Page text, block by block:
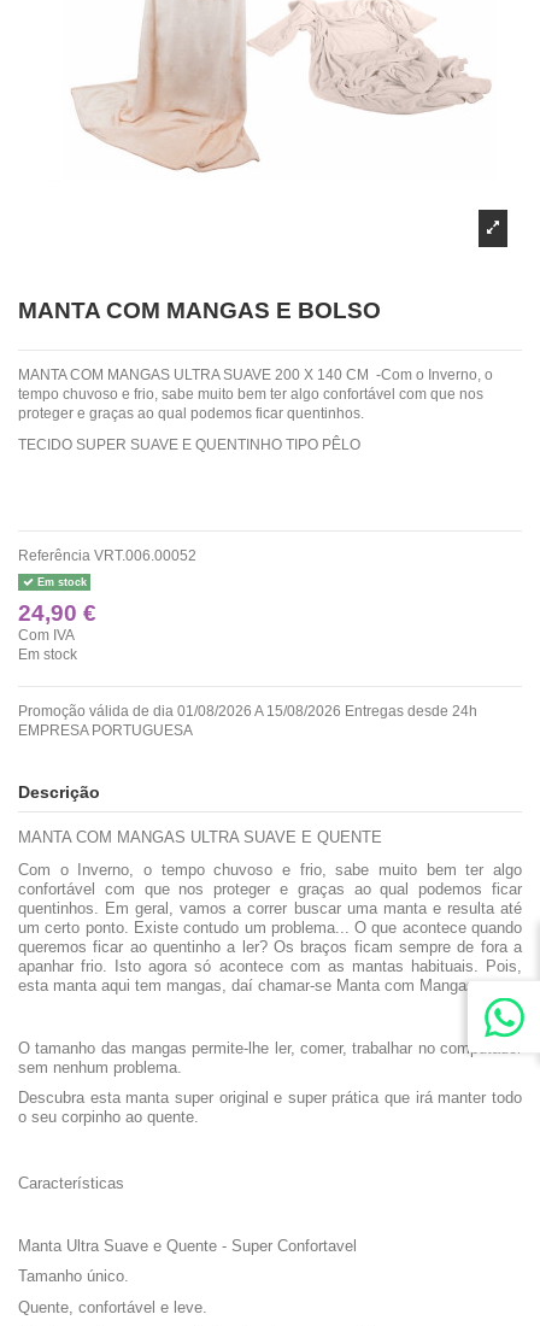
MANTA COM MANGAS E BOLSO
MANTA COM MANGAS ULTRA SUAVE 200 X 140 CM -Com o Inverno, o
tempo chuvoso e frio, sabe muito bem ter algo confortável com que nos
proteger e graças ao qual podemos ficar quentinhos.
TECIDO SUPER SUAVE E QUENTINHO TIPO PÊLO
Referência VRT.006.00052
Em stock
24,90 €
Com IVA
Em stock
Promoção válida de dia 01/08/2026 A 15/08/2026 Entregas desde 24h
EMPRESA PORTUGUESA
Descrição
MANTA COM MANGAS ULTRA SUAVE E QUENTE
Com o Inverno, o tempo chuvoso e frio, sabe muito bem ter algo
confortável com que nos proteger e graças ao qual podemos ficar
quentinhos. Em geral, vamos a correr buscar uma manta e resulta até
um certo ponto. Existe contudo um problema... O que acontece quando
queremos ficar ao quentinho a ler? Os braços ficam sempre de fora a
apanhar frio. Isto agora só acontece com as mantas habituais. Pois,
esta manta aqui tem mangas, daí chamar-se Manta com Mangas.
O tamanho das mangas permite-lhe ler, comer, trabalhar no computador
sem nenhum problema.
Descubra esta manta super original e super prática que irá manter todo
o seu corpinho ao quente.
Características
Manta Ultra Suave e Quente - Super Confortavel
Tamanho único.
Quente, confortável e leve.